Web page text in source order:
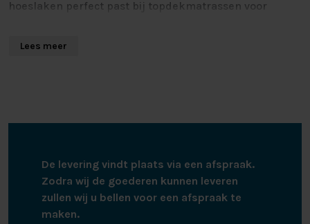
hoeslaken perfect past bij topdekmatrassen voor
hoeslaken kan gewassen worden tot 60 graden, is
Lees meer
De levering vindt plaats via een afspraak.
Zodra wij de goederen kunnen leveren
zullen wij u bellen voor een afspraak te
maken.